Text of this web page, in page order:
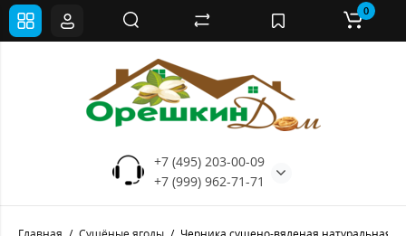
+7 (495) 203-00-09
+7 (999) 962-71-71
0